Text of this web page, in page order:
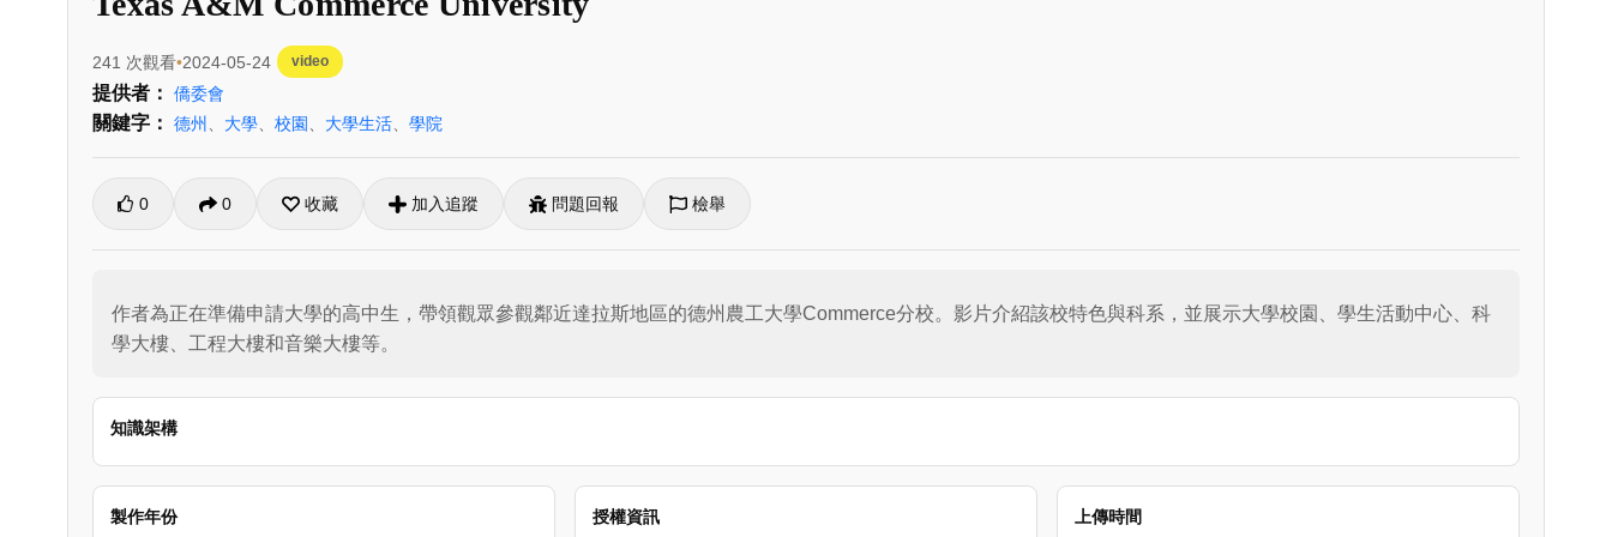
241 次觀看 2024-05-24 video
提供者： 僑委會
關鍵字： 德州 大學 校園 大學生活 學院
0 0 收藏 加入追蹤 問題回報 檢舉
作者為正在準備申請大學的高中生，帶領觀眾參觀鄰近達拉斯地區的德州農工大學Commerce分校。影片介紹該校特色與科系，並展示大學校園、學生活動中心、科
學大樓、工程大樓和音樂大樓等。
知識架構
製作年份 授權資訊 上傳時間